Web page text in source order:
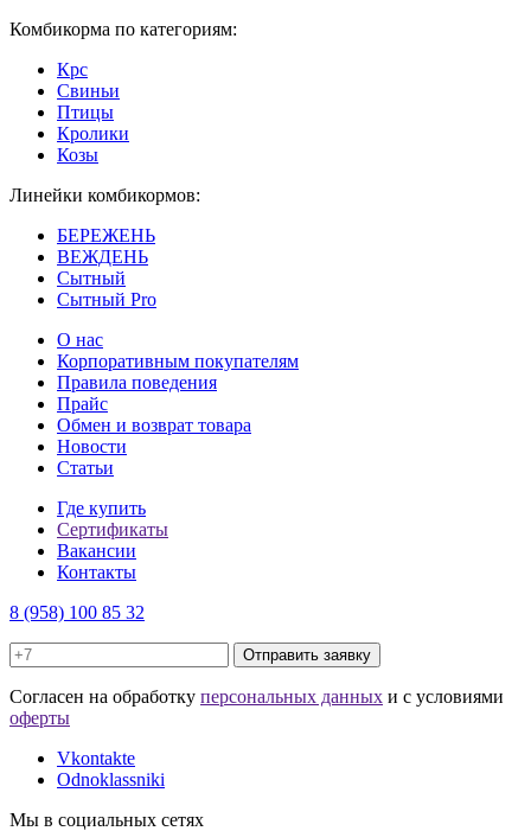
Комбикорма по категориям:
Крс
Свиньи
Птицы
Кролики
Козы
Линейки комбикормов:
БЕРЕЖЕНЬ
ВЕЖДЕНЬ
Сытный
Сытный Pro
О нас
Корпоративным покупателям
Правила поведения
Прайс
Обмен и возврат товара
Новости
Статьи
Где купить
Сертификаты
Вакансии
Контакты
8 (958) 100 85 32
Отправить заявку
Cогласен на обработку персональных данных и с условиями
оферты
Vkontakte
Odnoklassniki
Мы в социальных сетях